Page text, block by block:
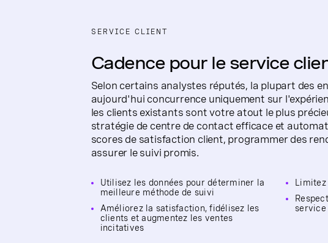
SERVICE CLIENT
Cadence pour le service
Selon certains analystes réputés, la plupart des
aujourd'hui concurrence uniquement sur
les clients existants sont votre atout le plus
stratégie de centre de contact efficace et
scores de satisfaction client, programmer des
assurer le suivi promis.
Utilisez les données pour déterminer la
meilleure méthode de suivi
Améliorez la satisfaction, fidélisez les
clients et augmentez les ventes
incitatives
service